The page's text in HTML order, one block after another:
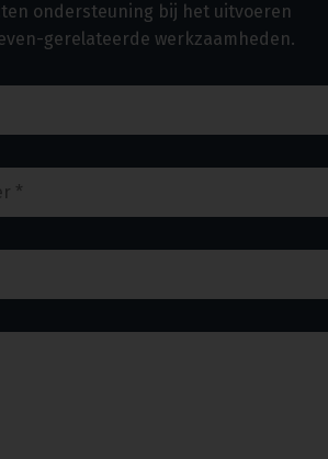
ondersteuning bij het uitvoeren
gerelateerde werkzaamheden.